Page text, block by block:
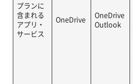
プランに
含まれる
アプリ・
サービス
OneDrive
OneDrive
Outlook